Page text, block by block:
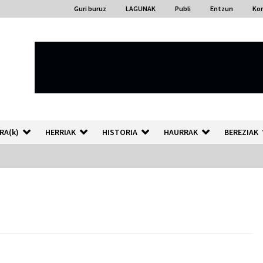
Guri buruz LAGUNAK Publi Entzun
HERRIAK HISTORIA HAURRAK BEREZIAK